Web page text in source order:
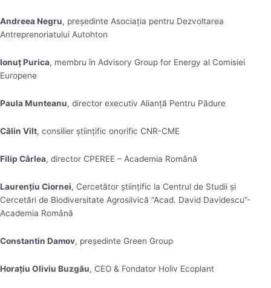
Andreea Negru, președinte Asociația pentru Dezvoltarea
Antreprenoriatului Autohton
Ionuț Purica, membru în Advisory Group for Energy al Comisiei
Europene
Paula Munteanu, director executiv Alianță Pentru Pădure
Călin Vilt, consilier științific onorific CNR-CME
Filip Cârlea, director CPEREE – Academia Română
Laurențiu Ciornei, Cercetător științific la Centrul de Studii și
Cercetări de Biodiversitate Agrosilvică “Acad. David Davidescu”-
Academia Română
Constantin Damov, președinte Green Group
Horațiu Oliviu Buzgău, CEO & Fondator Holiv Ecoplant